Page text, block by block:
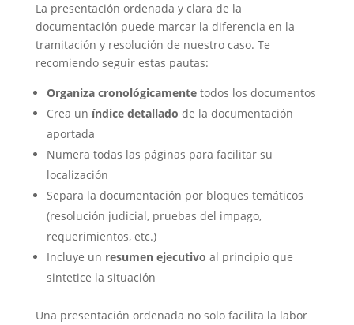
La presentación ordenada y clara de la
documentación puede marcar la diferencia en la
tramitación y resolución de nuestro caso. Te
recomiendo seguir estas pautas:
Organiza cronológicamentetodos los documentos
Crea un índice detallado de la documentación
aportada
Numera todas las páginas para facilitar su
localización
Separa la documentación por bloques temáticos
(resolución judicial, pruebas del impago,
requerimientos, etc.)
Incluye un resumen ejecutivo al principio que
sintetice la situación
Una presentación ordenada no solo facilita la labor